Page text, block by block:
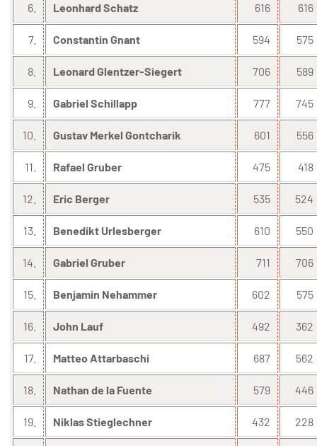
6. Leonhard Schatz 616 616
7. Constantin Gnant 594 575
8. Leonard Glentzer-Siegert 706 589
9. Gabriel Schillapp 777 745
10. Gustav Merkel Gontcharik 601 556
11. Rafael Gruber 475 418
12. Eric Berger 535 524
13. Benedikt Urlesberger 610 550
14. Gabriel Gruber 711 706
15. Benjamin Nehammer 602 575
16. John Lauf 492 362
17. Matteo Attarbaschi 687 562
18. Nathan de la Fuente 579 446
19. Niklas Stieglechner 432 228